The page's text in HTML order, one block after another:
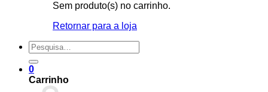
Sem produto(s) no carrinho.
Retornar para a loja
Pesquisar
por:
0
Carrinho